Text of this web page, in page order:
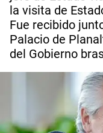
la visita de
Fue recibido
Palacio de
del Gobierno